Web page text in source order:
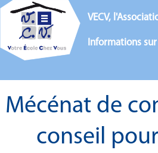
VECV,
Informations sur
Mécénat de
conseil